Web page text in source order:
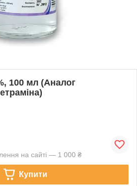
100 мл (Аналог
на сайті — 1 000 ₴
Купити